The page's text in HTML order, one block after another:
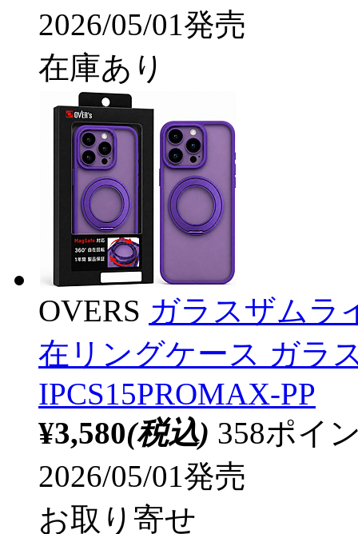
2026/05/01発売
在庫あり
OVERS ガラスザムラ
在リングケース ガラ
IPCS15PROMAX-PP
¥3,580(税込) 358ポイ
2026/05/01発売
お取り寄せ